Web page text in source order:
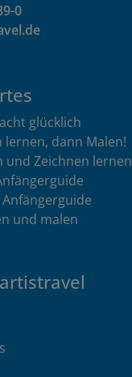
0
glücklich
lernen, dann Malen!
und Zeichnen lernen
und malen